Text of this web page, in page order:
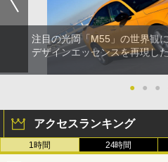
注目の光岡「M55」の世界観
デザインエッセンスを再現し
● ● ●
アクセスランキング
1時間 24時間